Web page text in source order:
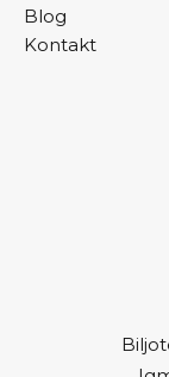
Blog
Kontakt